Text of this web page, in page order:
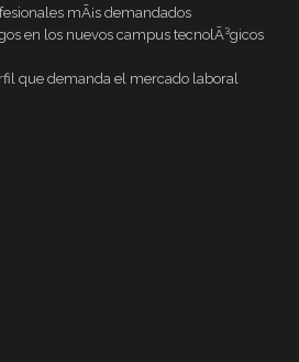
mÃ¡s demandados
en los nuevos campus tecnolÃ³gicos
que demanda el mercado laboral